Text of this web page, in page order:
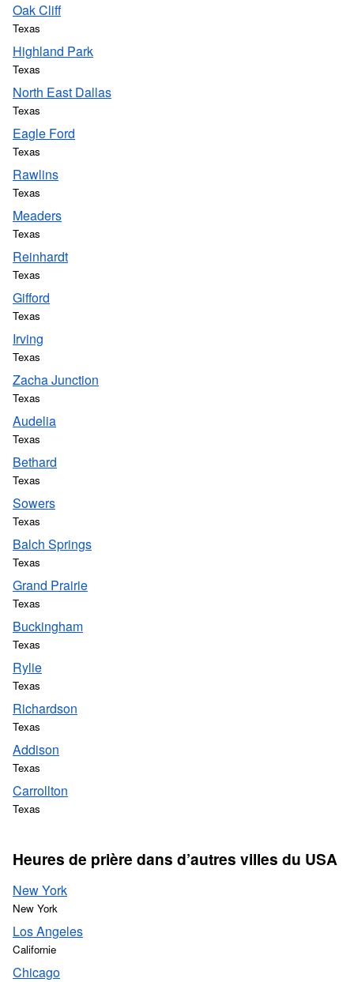
Oak Cliff
Texas
Highland Park
Texas
North East Dallas
Texas
Eagle Ford
Texas
Rawlins
Texas
Meaders
Texas
Reinhardt
Texas
Gifford
Texas
Irving
Texas
Zacha Junction
Texas
Audelia
Texas
Bethard
Texas
Sowers
Texas
Balch Springs
Texas
Grand Prairie
Texas
Buckingham
Texas
Rylie
Texas
Richardson
Texas
Addison
Texas
Carrollton
Texas
Heures de prière dans d’autres villes du USA
New York
New York
Los Angeles
Californie
Chicago